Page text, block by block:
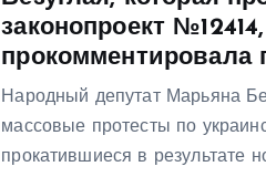
законопроект №12414,
прокомментировала
Народный депутат Марьяна
массовые протесты по
прокатившиеся в результате